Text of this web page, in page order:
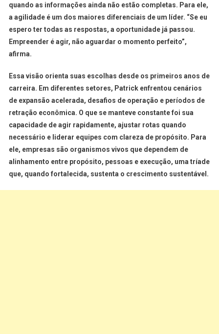
quando as informações ainda não estão completas. Para ele,
a agilidade é um dos maiores diferenciais de um líder. “Se eu
espero ter todas as respostas, a oportunidade já passou.
Empreender é agir, não aguardar o momento perfeito”,
afirma.
Essa visão orienta suas escolhas desde os primeiros anos de
carreira. Em diferentes setores, Patrick enfrentou cenários
de expansão acelerada, desafios de operação e períodos de
retração econômica. O que se manteve constante foi sua
capacidade de agir rapidamente, ajustar rotas quando
necessário e liderar equipes com clareza de propósito. Para
ele, empresas são organismos vivos que dependem de
alinhamento entre propósito, pessoas e execução, uma tríade
que, quando fortalecida, sustenta o crescimento sustentável.